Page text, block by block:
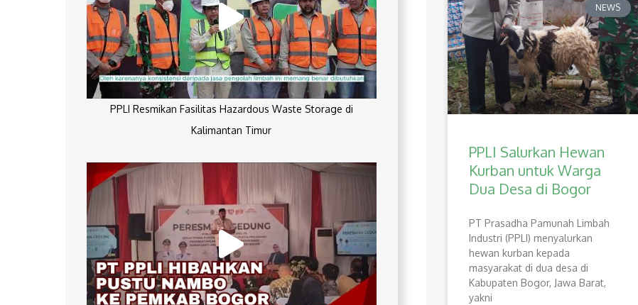
PPLI Resmikan Fasilitas Hazardous Waste Storage di
Kalimantan Timur
NEWS
PPLI Salurkan Hewan
Kurban untuk Warga
Dua Desa di Bogor
PT Prasadha Pamunah Limbah
Industri (PPLI) menyalurkan
hewan kurban kepada
masyarakat di dua desa di
Kabupaten Bogor, Jawa Barat,
yakni